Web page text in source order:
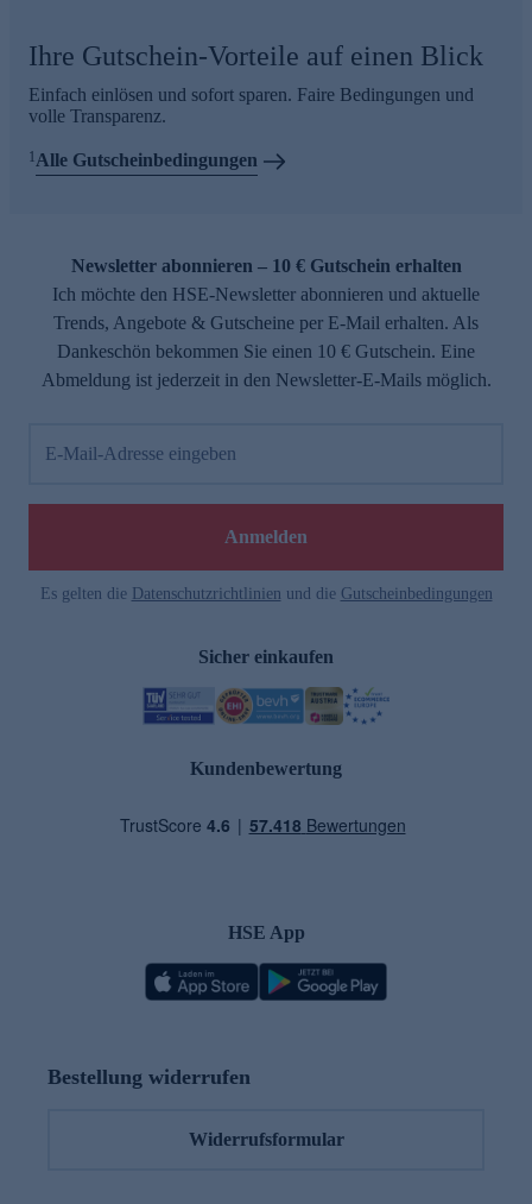
Ihre Gutschein-Vorteile auf einen Blick
Einfach einlösen und sofort sparen. Faire Bedingungen und
volle Transparenz.
1 Alle Gutscheinbedingungen
Newsletter abonnieren – 10 € Gutschein erhalten
Ich möchte den HSE-Newsletter abonnieren und aktuelle
Trends, Angebote & Gutscheine per E-Mail erhalten. Als
Dankeschön bekommen Sie einen 10 € Gutschein. Eine
Abmeldung ist jederzeit in den Newsletter-E-Mails möglich.
E-Mail-Adresse eingeben
Anmelden
Es gelten die Datenschutzrichtlinien und die Gutscheinbedingungen
Sicher einkaufen
Kundenbewertung
HSE App
Bestellung widerrufen
Widerrufsformular